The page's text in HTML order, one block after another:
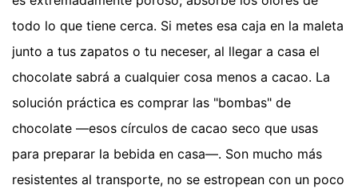
todo lo que tiene cerca. Si metes esa caja en la maleta
junto a tus zapatos o tu neceser, al llegar a casa el
chocolate sabrá a cualquier cosa menos a cacao. La
solución práctica es comprar las "bombas" de
chocolate —esos círculos de cacao seco que usas
para preparar la bebida en casa—. Son mucho más
resistentes al transporte, no se estropean con un poco